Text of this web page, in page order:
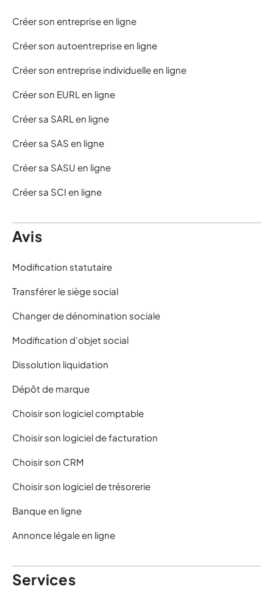
Créer son entreprise en ligne
Créer son autoentreprise en ligne
Créer son entreprise individuelle en ligne
Créer son EURL en ligne
Créer sa SARL en ligne
Créer sa SAS en ligne
Créer sa SASU en ligne
Créer sa SCI en ligne
Avis
Modification statutaire
Transférer le siège social
Changer de dénomination sociale
Modification d’objet social
Dissolution liquidation
Dépôt de marque
Choisir son logiciel comptable
Choisir son logiciel de facturation
Choisir son CRM
Choisir son logiciel de trésorerie
Banque en ligne
Annonce légale en ligne
Services